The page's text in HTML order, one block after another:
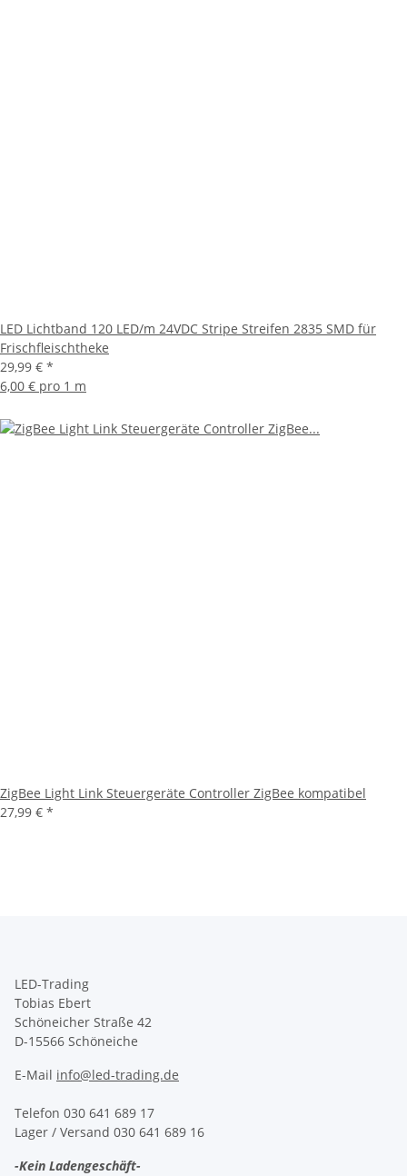
LED Lichtband 120 LED/m 24VDC Stripe Streifen 2835 SMD für
Frischfleischtheke
29,99 € *
6,00 € pro 1 m
ZigBee Light Link Steuergeräte Controller ZigBee kompatibel
27,99 € *
LED-Trading
Tobias Ebert
Schöneicher Straße 42
D-15566 Schöneiche
E-Mail info@led-trading.de
Telefon 030 641 689 17
Lager / Versand 030 641 689 16
-Kein Ladengeschäft-